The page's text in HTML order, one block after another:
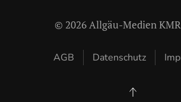
© 2026Allgäu-Medien
AGB Datenschutz